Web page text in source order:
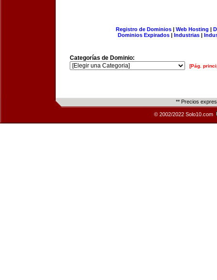
Registro de Dominios| Web Hosting |
Dominios Expirados | Industrias |
Categorías de Dominio:
[Pág.
** Precios
© 2002/2022 Solo10.com